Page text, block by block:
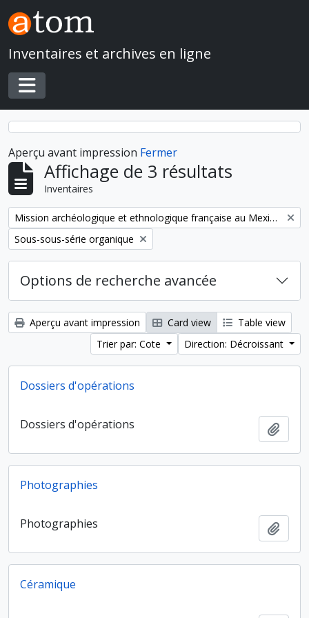
Skip to main content
Inventaires et archives en ligne
Toggle navigation
Aperçu avant impression Fermer
Affichage de 3 résultats
Inventaires
Remove filter:
Mission archéologique et ethnologique française au Mexique
Remove filter:
Sous-sous-série organique
Options de recherche avancée
Aperçu avant impression Card view
Table view
Trier par: Cote
Direction: Décroissant
Dossiers d'opérations
Dossiers d'opérations
Photographies
Photographies
Céramique